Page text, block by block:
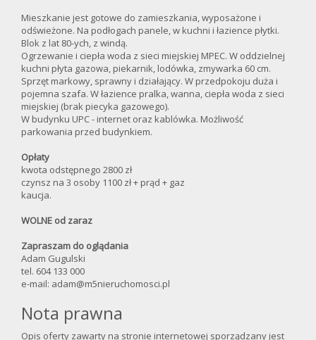
Mieszkanie jest gotowe do zamieszkania, wyposażone i
odświeżone. Na podłogach panele, w kuchni i łazience płytki.
Blok z lat 80-ych, z windą.
Ogrzewanie i ciepła woda z sieci miejskiej MPEC. W oddzielnej
kuchni płyta gazowa, piekarnik, lodówka, zmywarka 60 cm.
Sprzęt markowy, sprawny i działający. W przedpokoju duża i
pojemna szafa. W łazience pralka, wanna, ciepła woda z sieci
miejskiej (brak piecyka gazowego).
W budynku UPC - internet oraz kablówka. Możliwość
parkowania przed budynkiem.
Opłaty
kwota odstępnego 2800 zł
czynsz na 3 osoby 1100 zł + prąd + gaz
kaucja.
WOLNE od zaraz
Zapraszam do oglądania
Adam Gugulski
tel. 604 133 000
e-mail: adam@m5nieruchomosci.pl
Nota prawna
Opis oferty zawarty na stronie internetowej sporządzany jest